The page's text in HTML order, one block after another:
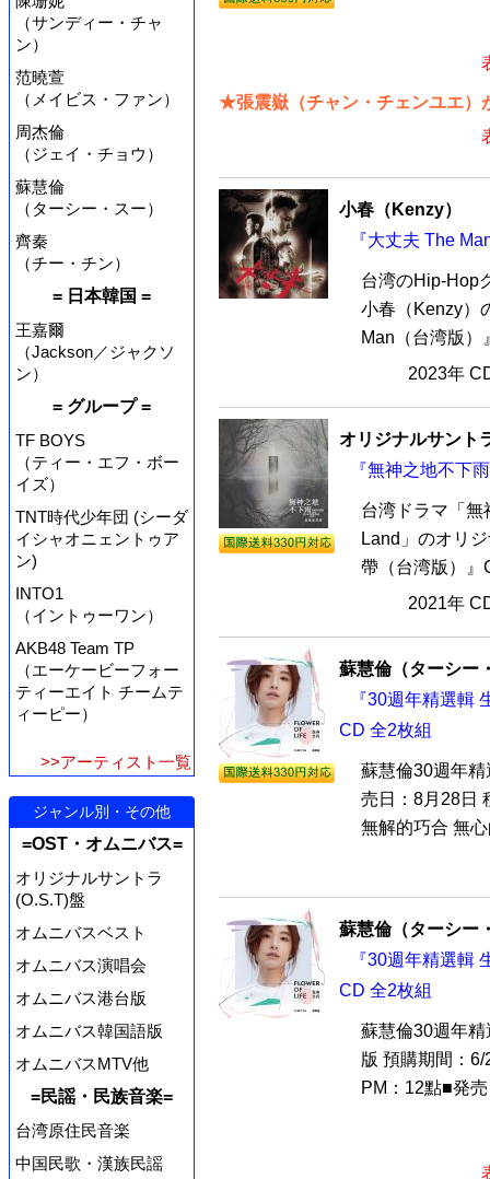
（サンディー・チャ
ン）
范曉萱
（メイビス・ファン）
周杰倫
（ジェイ・チョウ）
蘇慧倫
（ターシー・スー）
齊秦
（チー・チン）
= 日本韓国 =
王嘉爾
（Jackson／ジャクソ
ン）
= グループ =
TF BOYS
（ティー・エフ・ボー
イズ）
TNT時代少年団 (シーダ
イシャオニェントゥア
ン)
INTO1
（イントゥーワン）
AKB48 Team TP
（エーケービーフォー
ティーエイト チームテ
ィーピー）
>>アーティスト一覧
ジャンル別・その他
=OST・オムニバス=
オリジナルサントラ
(O.S.T)盤
オムニバスベスト
オムニバス演唱会
オムニバス港台版
オムニバス韓国語版
オムニバスMTV他
=民謡・民族音楽=
台湾原住民音楽
中国民歌・漢族民謡
★張震嶽（チャン・チェンユエ）
小春（Kenzy）
『大丈夫 The
台湾のHip-Hop
小春（Kenzy）
Man（台湾版）
2023年
オリジナルサント
『無神之地不下
台湾ドラマ「
Land」のオリ
帶（台湾版）』
2021年
蘇慧倫（ターシー
『30週年精選輯
CD 全2枚組
蘇慧倫30週年
売日：8月28日
無解的巧合 無
蘇慧倫（ターシー
『30週年精選輯
CD 全2枚組
蘇慧倫30週年
版 預購期間：
PM：12點■発